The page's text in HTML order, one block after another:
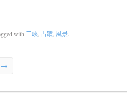
with 三峽 古蹟 風景.
→